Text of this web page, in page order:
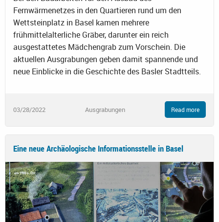
Fernwärmenetzes in den Quartieren rund um den
Wettsteinplatz in Basel kamen mehrere
frühmittelalterliche Gräber, darunter ein reich
ausgestattetes Mädchengrab zum Vorschein. Die
aktuellen Ausgrabungen geben damit spannende und
neue Einblicke in die Geschichte des Basler Stadtteils.
03/28/2022 Ausgrabungen Read more
Eine neue Archäologische Informationsstelle in Basel